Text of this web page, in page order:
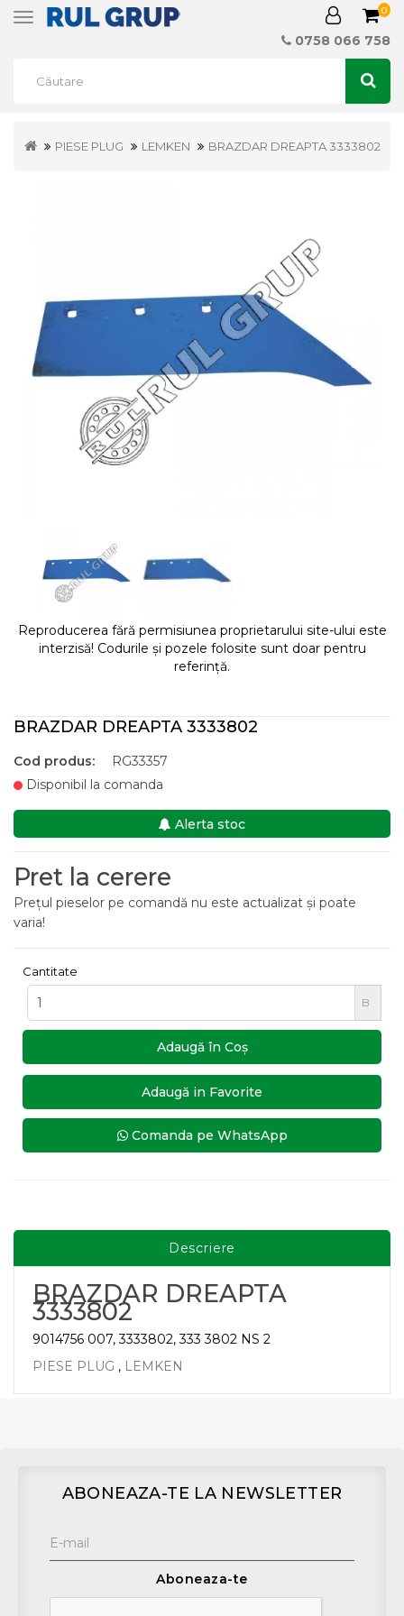
Toggle
0
0758 066 758
PIESE PLUG LEMKEN BRAZDAR DREAPTA 3333802
Reproducerea fără permisiunea proprietarului site-ului este
interzisă! Codurile și pozele folosite sunt doar pentru
referință.
BRAZDAR DREAPTA 3333802
Cod produs:
RG33357
Disponibil la comanda
Alerta stoc
Pret la cerere
Prețul pieselor pe comandă nu este actualizat și poate
varia!
Cantitate
B
Adaugă în Coş
Adaugă in Favorite
Comanda pe WhatsApp
Descriere
BRAZDAR DREAPTA
3333802
9014756 007, 3333802, 333 3802 NS 2
PIESE PLUG , LEMKEN
ABONEAZA-TE LA NEWSLETTER
Aboneaza-te